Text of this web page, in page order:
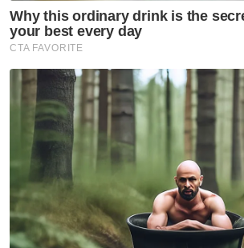
"Pencarian hari pertama
jam 2.30 pagi," katanya.
Wan Md Razali berkata, mayat
kepada Ibu Pejabat Polis
untuk tindakan lanjut.
Ikuti Channel rasmi Sinar
supaya anda tidak terlepas
terkini daripada kami. Jom!Klik